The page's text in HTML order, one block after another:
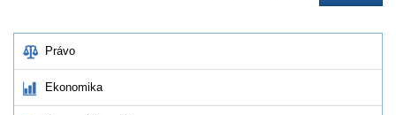
Právo
Ekonomika